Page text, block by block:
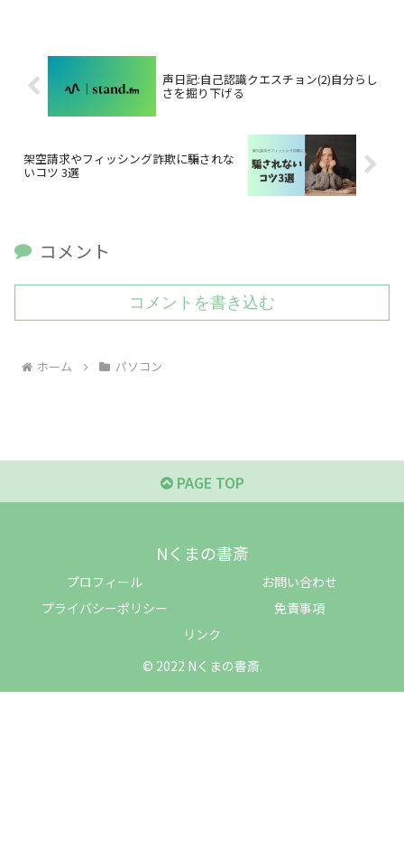
声日記:自己認識クエスチョン(2)自分らし
さを掘り下げる
架空請求やフィッシング詐欺に騙されな
いコツ 3選
コメント
コメントを書き込む
ホーム パソコン
PAGE TOP
Nくまの書斎
プロフィール
お問い合わせ
プライバシーポリシー
免責事項
リンク
© 2022 Nくまの書斎.